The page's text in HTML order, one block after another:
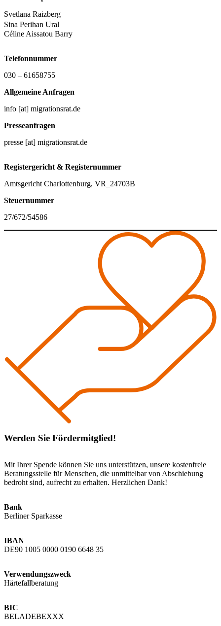
Svetlana Raizberg
Sina Perihan Ural
Céline Aissatou Barry
Telefonnummer
030 – 61658755
Allgemeine Anfragen
info [at] migrationsrat.de
Presseanfragen
presse [at] migrationsrat.de
Registergericht & Registernummer
Amtsgericht Charlottenburg, VR_24703B
Steuernummer
27/672/54586
Werden Sie Fördermitglied!
Mit Ihrer Spende können Sie uns unterstützen, unsere kostenfreie
Beratungsstelle für Menschen, die unmittelbar von Abschiebung
bedroht sind, aufrecht zu erhalten. Herzlichen Dank!
Bank
Berliner Sparkasse
IBAN
DE90 1005 0000 0190 6648 35
Verwendungszweck
Härtefallberatung
BIC
BELADEBEXXX